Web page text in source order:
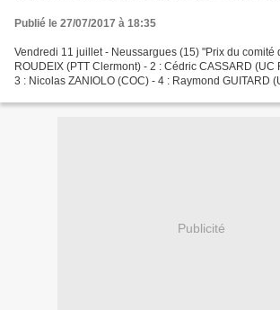
Publié le 27/07/2017 à 18:35
Vendredi 11 juillet - Neussargues (15) "Prix du comité
ROUDEIX (PTT Clermont) - 2 : Cédric CASSARD
3 : Nicolas ZANIOLO (COC) - 4 : Raymond GUITARD
Publicité